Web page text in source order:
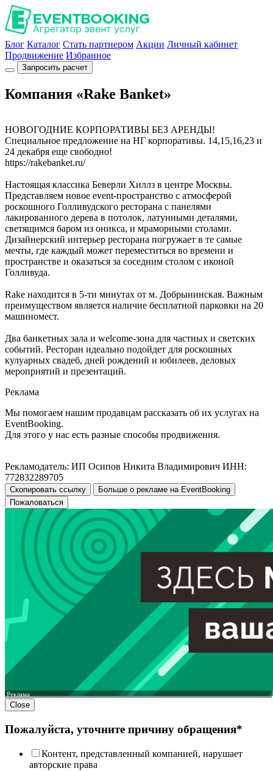
Блог Каталог Стать партнером Акции Личный кабинет
Продвижение Избранное
Запросить расчет
Компания «Rake Banket»
НОВОГОДНИЕ КОРПОРАТИВЫ БЕЗ АРЕНДЫ!
Специальное предложение на НГ корпоративы. 14,15,16,23 и
24 декабря еще свободно!
https://rakebanket.ru/
Настоящая классика Беверли Хиллз в центре Москвы.
Представляем новое event-пространство с атмосферой
роскошного Голливудского ресторана с панелями
лакированного дерева в потолок, латунными деталями,
светящимся баром из оникса, и мраморными столами.
Дизайнерский интерьер ресторана погружает в те самые
мечты, где каждый может переместиться во времени и
пространстве и оказаться за соседним столом с иконой
Голливуда.
Rake находится в 5-ти минутах от м. Добрынинская. Важным
преимуществом является наличие бесплатной парковки на 20
машиномест.
Два банкетных зала и welcome-зона для частных и светских
событий. Ресторан идеально подойдет для роскошных
кулуарных свадеб, дней рождений и юбилеев, деловых
мероприятий и презентаций.
Реклама
Мы помогаем нашим продавцам рассказать об их услугах на
EventBooking.
Для этого у нас есть разные способы продвижения.
Рекламодатель: ИП Осипов Никита Владимирович ИНН:
772832289705
Скопировать ссылку
Больше о рекламе на EventBooking
Пожаловаться
Реклама
Close
Пожалуйста, уточните причину обращения*
Контент, представленный компанией, нарушает
авторские права